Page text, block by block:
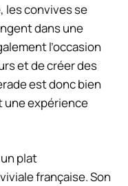
les convives se
dans une
l’occasion
et de créer des
est donc bien
une expérience
plat
française. Son